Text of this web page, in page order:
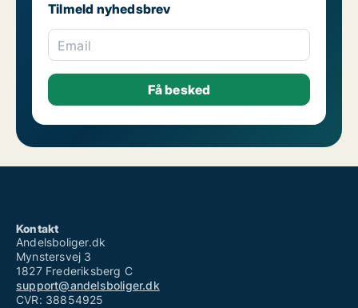
Tilmeld nyhedsbrev
Email
Kontakt
Andelsboliger.dk
Mynstersvej 3
1827 Frederiksberg C
support@andelsboliger.dk
CVR: 38854925